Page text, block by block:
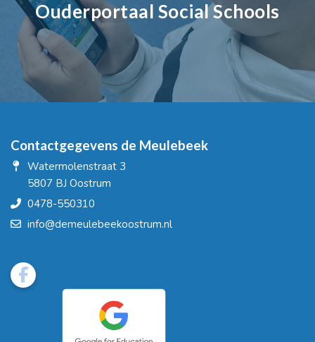
Ouderportaal Social Schools
Contactgegevens de Meulebeek
Watermolenstraat 3
5807 BJ Oostrum
0478-550310
info@demeulebeekoostrum.nl